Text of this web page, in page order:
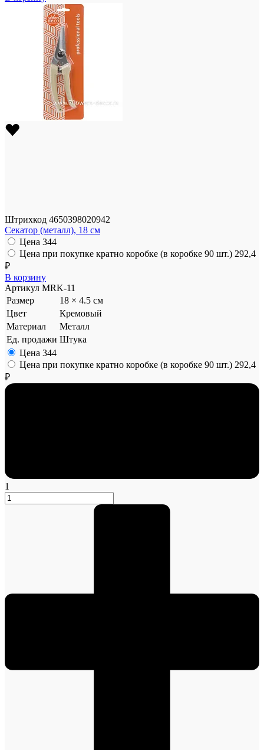
Штрихкод 4650398020942
Секатор (металл), 18 см
Цена 344
Цена при покупке кратно коробке (в коробке 90 шт.) 292,4
₽
В корзину
Артикул MRK-11
Размер
18 × 4.5 см
Цвет
Кремовый
Материал
Металл
Ед. продажи Штука
Цена 344
Цена при покупке кратно коробке (в коробке 90 шт.) 292,4
₽
1